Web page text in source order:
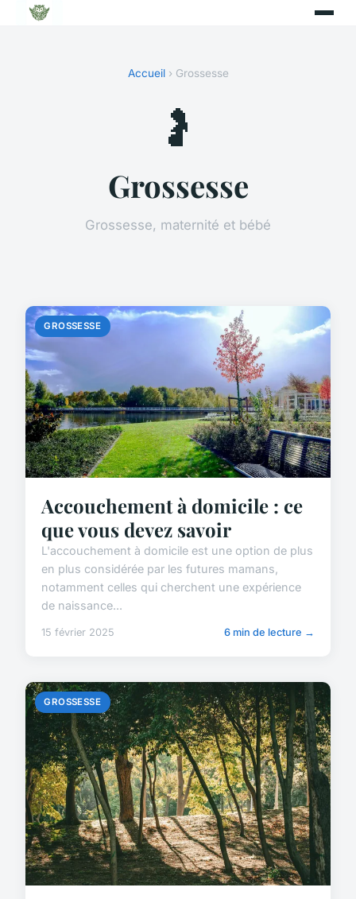
Accueil› Grossesse
🤰
Grossesse
Grossesse, maternité et bébé
GROSSESSE
Accouchement à domicile : ce
que vous devez savoir
L'accouchement à domicile est une option de plus
en plus considérée par les futures mamans,
notamment celles qui cherchent une expérience
de naissance...
15 février 2025 6 min de lecture →
GROSSESSE